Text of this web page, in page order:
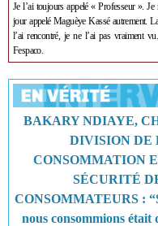
Je l’ai toujours appelé « Professeur ».
jour appelé Maguèye Kassé autrement.
l’ai rencontré, je ne l’ai pas vraiment
Fespaco.
BAKARY NDIAYE,
DIVISION DE
CONSOMMATION
SÉCURITÉ
CONSOMMATEURS :
nous consommions était